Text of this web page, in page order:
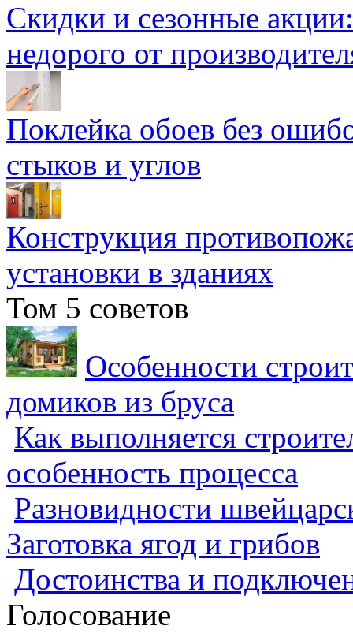
Скидки и сезонные
недорого от
Поклейка обоев без
стыков и углов
Конструкция
установки в зданиях
Том 5 советов
Особенности
домиков из бруса
Как выполняется
особенность процесса
Разновидности
Заготовка ягод и грибов
Достоинства и
Голосование